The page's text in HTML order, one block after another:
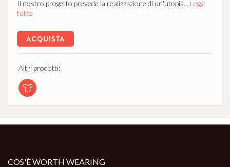
Il nostro progetto prevede la realizzazione di un'utopia... Leggi
tutto
ACQUISTA
Altri prodotti:
COS'È WORTH WEARING